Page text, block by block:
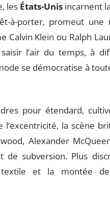
les États-Unisincarnent
à-porter, promeut une
Calvin Klein ou Ralph
l’air du temps, à
se démocratise à
pour étendard,
la scène
Alexander
de subversion. Plus
et la montée de